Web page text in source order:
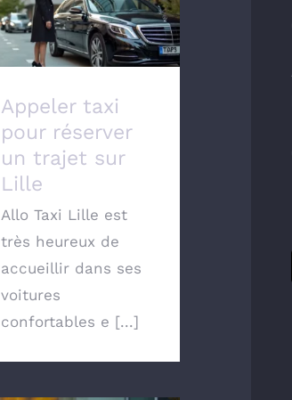
Appeler taxi pour
réserver un trajet sur
Lille
Appeler taxi
pour réserver
un trajet sur
Lille
Allo Taxi Lille est
très heureux de
accueillir dans ses
voitures
confortables e [...]